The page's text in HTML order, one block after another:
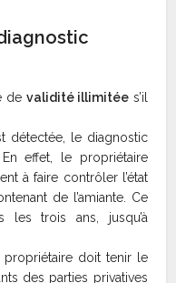
de validité illimitée s’il
détectée, le diagnostic
. En effet, le propriétaire
à faire contrôler l’état
de l’amiante. Ce
trois ans, jusqu’à
propriétaire doit tenir le
des parties privatives